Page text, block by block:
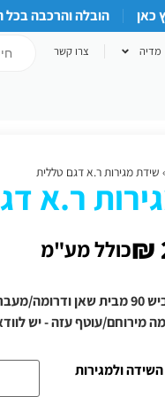
כאן הובלה והרכבה
מדיה צרו קשר
שידת מגירות ר.א דגם טללית
ר.א
₪כולל מע"מ
*יישובים באיזור כביש 90 מבית
ולמגירות